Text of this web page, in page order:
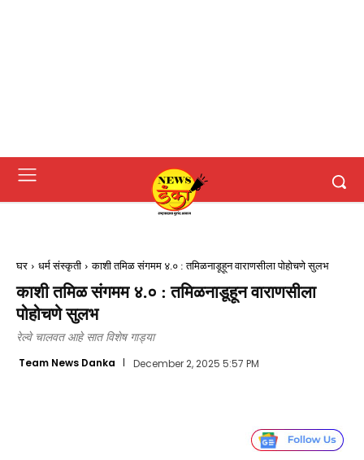
घर धर्म संस्कृती काशी तमिळ संगमम ४.० : तमिळनाडूहून वाराणसीला पोहोचणे सुलभ
काशी तमिळ संगमम ४.० : तमिळनाडूहून वाराणसीला
पोहोचणे सुलभ
रेल्वे चालवत आहे सात विशेष गाड्या
Team News Danka December 2, 2025 5:57 PM